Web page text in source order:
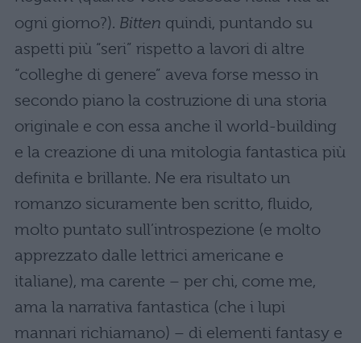
ogni giorno?). Bitten quindi, puntando su
aspetti più “seri” rispetto a lavori di altre
“colleghe di genere” aveva forse messo in
secondo piano la costruzione di una storia
originale e con essa anche il world-building
e la creazione di una mitologia fantastica più
definita e brillante. Ne era risultato un
romanzo sicuramente ben scritto, fluido,
molto puntato sull’introspezione (e molto
apprezzato dalle lettrici americane e
italiane), ma carente – per chi, come me,
ama la narrativa fantastica (che i lupi
mannari richiamano) – di elementi fantasy e